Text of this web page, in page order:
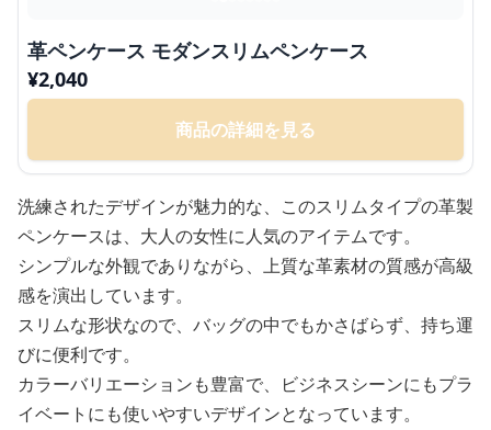
革ペンケース モダンスリムペンケース
¥2,040
商品の詳細を見る
洗練されたデザインが魅力的な、このスリムタイプの革製
ペンケースは、大人の女性に人気のアイテムです。
シンプルな外観でありながら、上質な革素材の質感が高級
感を演出しています。
スリムな形状なので、バッグの中でもかさばらず、持ち運
びに便利です。
カラーバリエーションも豊富で、ビジネスシーンにもプラ
イベートにも使いやすいデザインとなっています。